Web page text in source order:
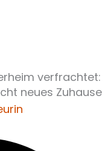
verfrachtet:
neues Zuhause